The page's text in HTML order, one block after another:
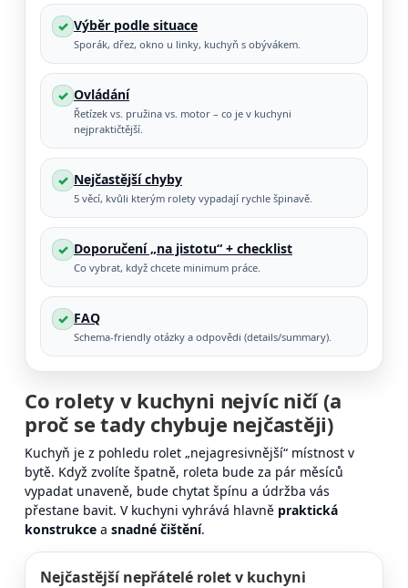
✓ Výběr podle situace
Sporák, dřez, okno u linky, kuchyň s obývákem.
✓ Ovládání
Řetízek vs. pružina vs. motor – co je v kuchyni
nejpraktičtější.
✓ Nejčastější chyby
5 věcí, kvůli kterým rolety vypadají rychle špinavě.
✓ Doporučení „na jistotu“ + checklist
Co vybrat, když chcete minimum práce.
✓ FAQ
Schema-friendly otázky a odpovědi (details/summary).
Co rolety v kuchyni nejvíc ničí (a
proč se tady chybuje nejčastěji)
Kuchyň je z pohledu rolet „nejagresivnější“ místnost v
bytě. Když zvolíte špatně, roleta bude za pár měsíců
vypadat unaveně, bude chytat špínu a údržba vás
přestane bavit. V kuchyni vyhrává hlavně praktická
konstrukce a snadné čištění.
Nejčastější nepřátelé rolet v kuchyni